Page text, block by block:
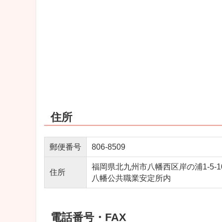
住所
郵便番号 806-8509
住所
福岡県北九州市八幡西区岸の浦1-5-
八幡公共職業安定所内
電話番号・FAX